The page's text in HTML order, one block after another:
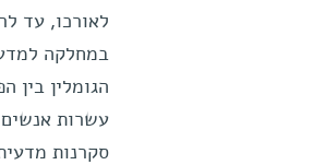
לאורכו, עד
במחלקה
הגומלין בין
עשרות
סקרנות